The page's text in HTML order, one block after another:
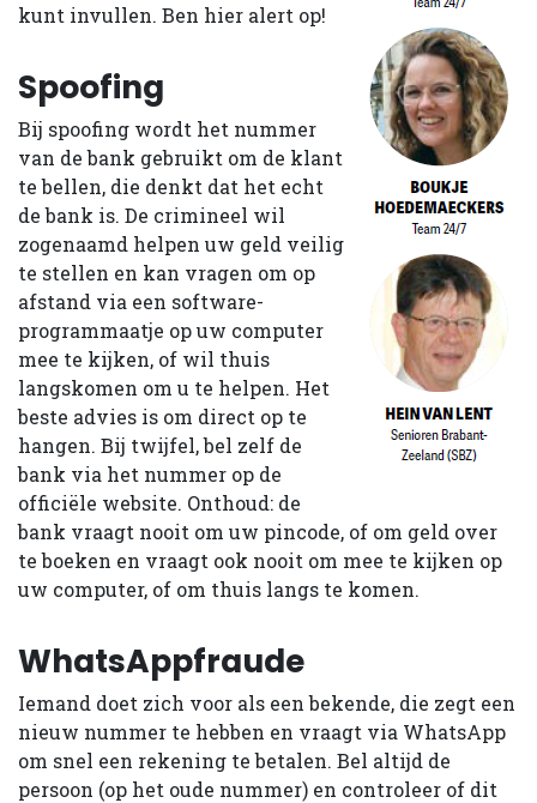
kunt invullen. Ben hier alert op!
Spoofing
Bij spoofing wordt het nummer
van de bank gebruikt om de klant
te bellen, die denkt dat het echt
de bank is. De crimineel wil
zogenaamd helpen uw geld veilig
te stellen en kan vragen om op
afstand via een software-
programmaatje op uw computer
mee te kijken, of wil thuis
langskomen om u te helpen. Het
beste advies is om direct op te
hangen. Bij twijfel, bel zelf de
bank via het nummer op de
officiële website. Onthoud: de
bank vraagt nooit om uw pincode, of om geld over
te boeken en vraagt ook nooit om mee te kijken op
uw computer, of om thuis langs te komen.
WhatsAppfraude
Iemand doet zich voor als een bekende, die zegt een
nieuw nummer te hebben en vraagt via WhatsApp
om snel een rekening te betalen. Bel altijd de
persoon (op het oude nummer) en controleer of dit